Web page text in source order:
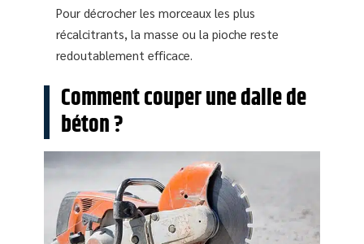
Pour décrocher les morceaux les plus
récalcitrants, la masse ou la pioche reste
redoutablement efficace.
Comment couper une dalle de
béton ?